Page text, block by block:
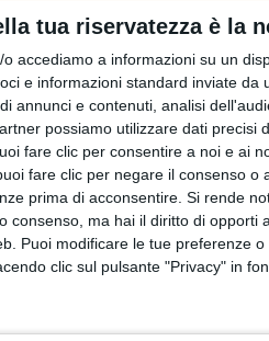
tua riservatezza è la
accediamo a informazioni su un
e informazioni standard inviate da
annunci e contenuti, analisi
possiamo utilizzare dati precisi
fare clic per consentire a noi e ai
fare clic per negare il consenso o
prima di acconsentire. Si rende
consenso, ma hai il diritto di opporti
Puoi modificare le tue preferenze
clic sul pulsante "Privacy" in